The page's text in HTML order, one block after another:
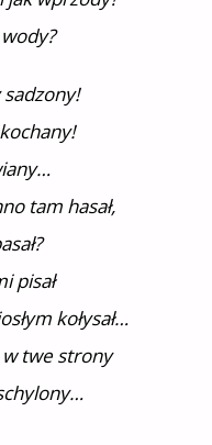
tam hasał,
pisał
kołysał…
w twe strony